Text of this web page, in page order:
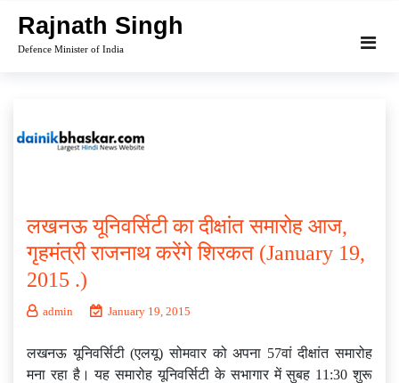
content
Rajnath Singh
Defence Minister of India
लखनऊ यूनिवर्सिटी का दीक्षांत समारोह आज,
गृहमंत्री राजनाथ करेंगे शिरकत (January 19,
2015 .)
admin January 19, 2015
लखनऊ यूनिवर्सिटी (एलयू) सोमवार को अपना 57वां दीक्षांत समारोह
मना रहा है। यह समारोह यूनिवर्सिटी के सभागार में सुबह 11:30 शुरू